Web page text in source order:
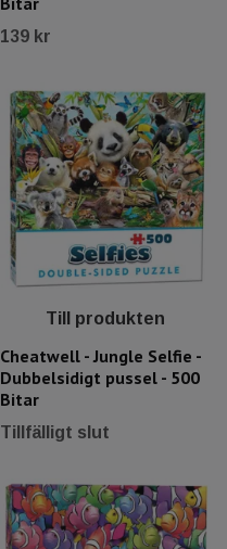
139 kr
Till produkten
Cheatwell - Jungle Selfie -
Dubbelsidigt pussel - 500
Bitar
Tillfälligt slut